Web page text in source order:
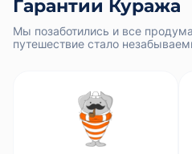
Гарантии Куража
Мы позаботились и все
путешествие стало